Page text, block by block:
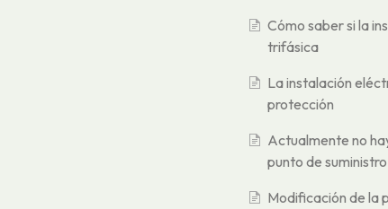
Cómo saber si la
trifásica
La instalación
protección
Actualmente no
punto de suministro
Modificación de la